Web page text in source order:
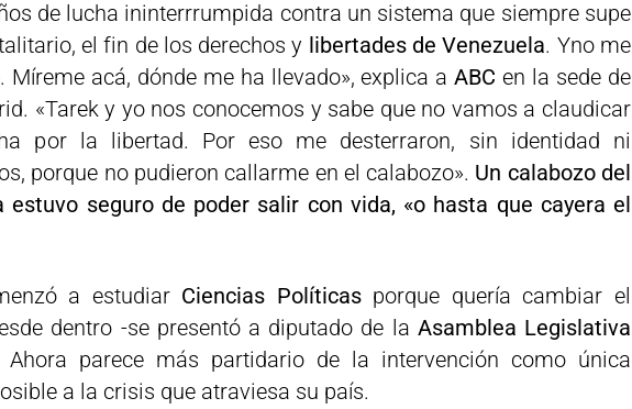
de lucha ininterrrumpida contra un sistema que siempre supe
el fin de los derechos y libertades de Venezuela. Yno me
Míreme acá, dónde me ha llevado», explica aABC en la sede de
«Tarek y yo nos conocemos y sabe que no vamos a claudicar
por la libertad. Por eso me desterraron, sin identidad ni
porque no pudieron callarme en el calabozo». Un calabozo del
estuvo seguro de poder salir con vida, «o hasta que cayera el
a estudiar Ciencias Políticasporque quería cambiar el
dentro -se presentó a diputado de la Asamblea Legislativa
Ahora parece más partidario de la intervención como única
a la crisis que atraviesa su país.